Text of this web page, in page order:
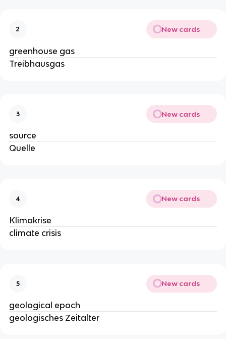
2 New cards
greenhouse gas
Treibhausgas
3 New cards
source
Quelle
4 New cards
Klimakrise
climate crisis
5 New cards
geological epoch
geologisches Zeitalter